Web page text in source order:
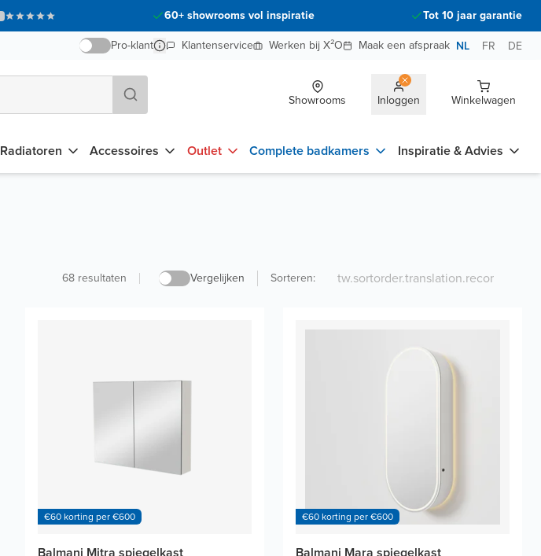
60+ showrooms vol inspiratie
Tot 10 jaar garantie
Pro-klant
Klantenservice Werken bij X²O Maak een afspraak NL FR DE
Showrooms Inloggen Winkelwagen
Radiatoren Accessoires Outlet Complete badkamers Inspiratie & Advies
68 resultaten Vergelijken Sorteren:
€60 korting per €600 €60 korting per €600